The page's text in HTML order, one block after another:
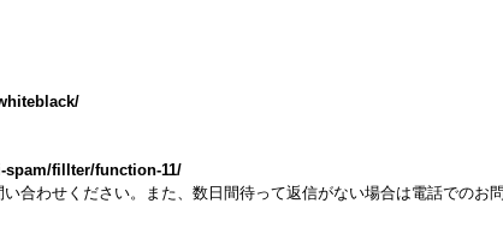
fillter/function-11/
合わせください。また、数日間待って返信がない場合は電話でのお